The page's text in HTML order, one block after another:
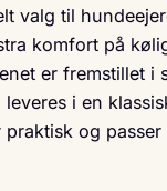
valg til
komfort på
er fremstillet i
i en
praktisk og